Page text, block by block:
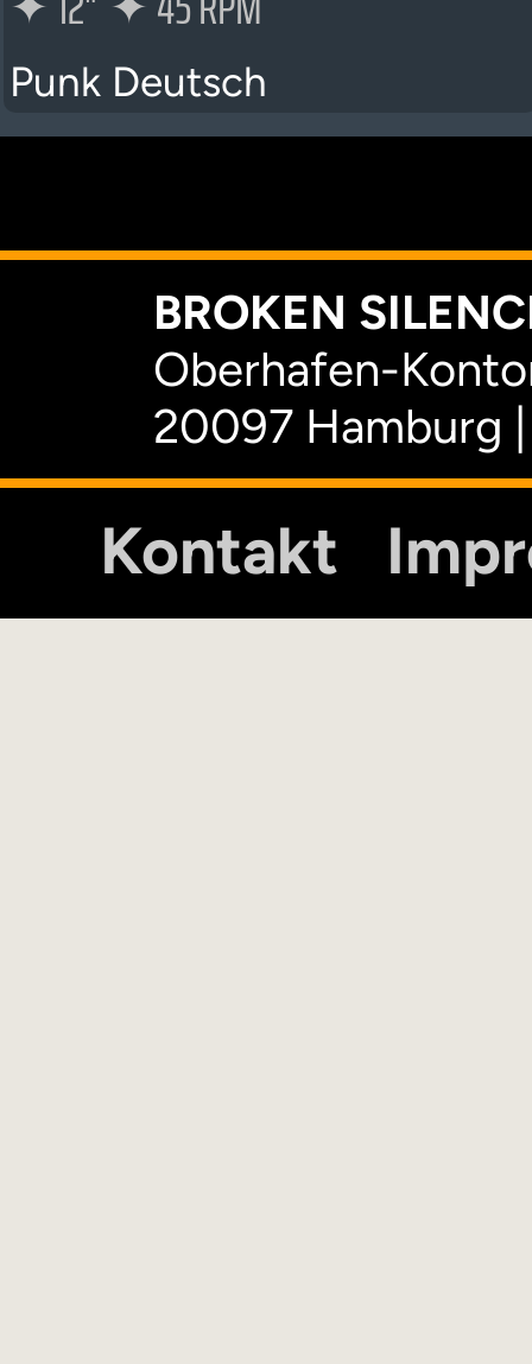
Punk Deutsch
BROKEN
Oberhafen-
20097 Hamburg
Kontakt